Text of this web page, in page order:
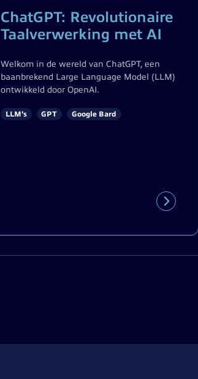
ChatGPT: Revolutionaire
Taalverwerking met AI
Welkom in de wereld van ChatGPT, een
baanbrekend Large Language Model (LLM)
ontwikkeld door OpenAI.
LLM's GPT Google Bard